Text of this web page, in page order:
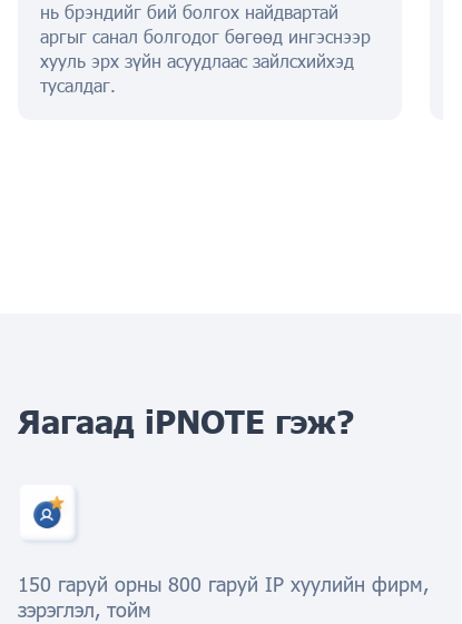
нь брэндийг бий болгох найдвартай
аргыг санал болгодог бөгөөд ингэснээр
хууль эрх зүйн асуудлаас зайлсхийхэд
тусалдаг.
Яагаад iPNOTE гэж?
150 гаруй орны 800 гаруй IP хуулийн фирм,
зэрэглэл, тойм